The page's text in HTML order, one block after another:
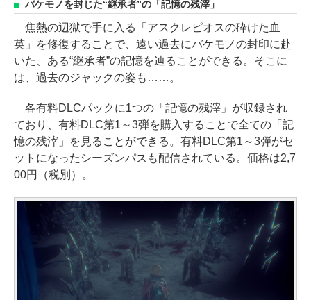
バケモノを封じた“継承者”の「記憶の残滓」
焦熱の辺獄で手に入る「アスクレピオスの砕けた血
英」を修復することで、遠い過去にバケモノの封印に赴
いた、ある“継承者”の記憶を辿ることができる。そこに
は、過去のジャックの姿も……。
各有料DLCパックに1つの「記憶の残滓」が収録され
ており、有料DLC第1～3弾を購入することで全ての「記
憶の残滓」を見ることができる。有料DLC第1～3弾がセ
ットになったシーズンパスも配信されている。価格は2,7
00円（税別）。